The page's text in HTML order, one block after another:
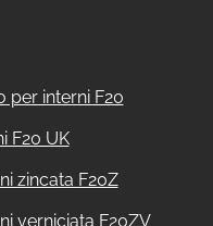
per interni F20
F20 UK
zincata F20Z
verniciata F20ZV